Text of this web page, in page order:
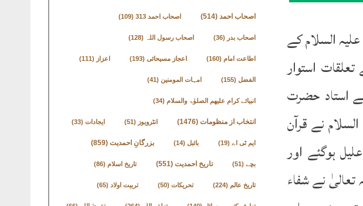
اصحاب احمد(514) اصحاب احمد 313 (109)
اصحاب بدر (36) اصحاب رسول اللہ (128)
اطاعت امام (160) اعجاز مسیحائی(193) اعزاز (111)
الفضل (155) امہات المومنین (41)
انبیائے کرام علیھم الصلوٰۃ والسلام (34)
انتخاب از منظومات(1476) انٹرویوز (51) ایجادات(33)
ایم ٹی اے(19) بائبل (14) بزرگانِ احمدیت(859)
بچے (51) تاریخ احمدیت(551) تاریخ اسلام (86)
تاریخ عالم (224) تحریکات(50) تربیت اولاد(65)
السلام کے
استوار
کسی وقت اپنے استاد حضرت
نے قرآن
ہوگئے اور
نے شفاء